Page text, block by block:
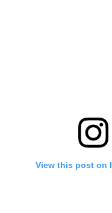
View this post on